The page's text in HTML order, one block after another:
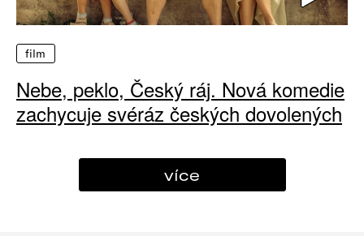
film
Nebe, peklo, Český ráj. Nová komedie
zachycuje svéráz českých dovolených
více